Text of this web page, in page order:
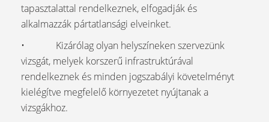
tapasztalattal rendelkeznek, elfogadják és
alkalmazzák pártatlansági elveinket.
• Kizárólag olyan helyszíneken szervezünk
vizsgát, melyek korszerű infrastruktúrával
rendelkeznek és minden jogszabályi követelményt
kielégítve megfelelő környezetet nyújtanak a
vizsgákhoz.